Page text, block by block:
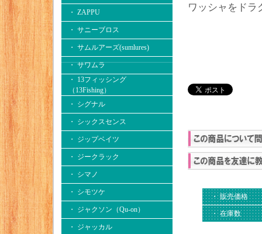
・ ZAPPU
・ サニーブロス
・ サムルアーズ(sumlures)
・ サワムラ
・ 13フィッシング
（13Fishing）
・ シグナル
・ シックスセンス
・ ジップベイツ
・ ジークラック
・ シマノ
・ シモツケ
・ ジャクソン（Qu-on）
・ ジャッカル
ワッシャをドラ
・ 販売価格
・ 在庫数